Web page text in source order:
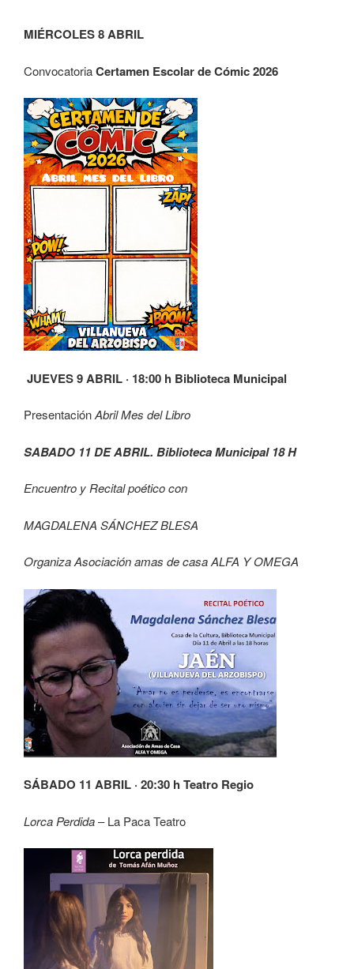
MIÉRCOLES 8 ABRIL
ConvocatoriaCertamen Escolar de Cómic 2026
JUEVES 9 ABRIL · 18:00 h Biblioteca Municipal
PresentaciónAbril Mes del Libro
SABADO 11 DE ABRIL. Biblioteca Municipal 18 H
Encuentro y Recital poético con
MAGDALENA SÁNCHEZ BLESA
Organiza Asociación amas de casa ALFA Y OMEGA
SÁBADO 11 ABRIL · 20:30 h Teatro Regio
Lorca Perdida– La Paca Teatro